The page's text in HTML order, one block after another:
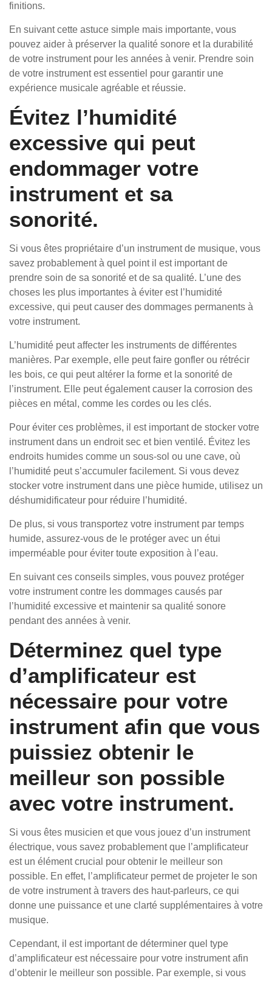
finitions.
En suivant cette astuce simple mais importante, vous
pouvez aider à préserver la qualité sonore et la durabilité
de votre instrument pour les années à venir. Prendre soin
de votre instrument est essentiel pour garantir une
expérience musicale agréable et réussie.
Évitez l’humidité
excessive qui peut
endommager votre
instrument et sa
sonorité.
Si vous êtes propriétaire d’un instrument de musique, vous
savez probablement à quel point il est important de
prendre soin de sa sonorité et de sa qualité. L’une des
choses les plus importantes à éviter est l’humidité
excessive, qui peut causer des dommages permanents à
votre instrument.
L’humidité peut affecter les instruments de différentes
manières. Par exemple, elle peut faire gonfler ou rétrécir
les bois, ce qui peut altérer la forme et la sonorité de
l’instrument. Elle peut également causer la corrosion des
pièces en métal, comme les cordes ou les clés.
Pour éviter ces problèmes, il est important de stocker votre
instrument dans un endroit sec et bien ventilé. Évitez les
endroits humides comme un sous-sol ou une cave, où
l’humidité peut s’accumuler facilement. Si vous devez
stocker votre instrument dans une pièce humide, utilisez un
déshumidificateur pour réduire l’humidité.
De plus, si vous transportez votre instrument par temps
humide, assurez-vous de le protéger avec un étui
imperméable pour éviter toute exposition à l’eau.
En suivant ces conseils simples, vous pouvez protéger
votre instrument contre les dommages causés par
l’humidité excessive et maintenir sa qualité sonore
pendant des années à venir.
Déterminez quel type
d’amplificateur est
nécessaire pour votre
instrument afin que vous
puissiez obtenir le
meilleur son possible
avec votre instrument.
Si vous êtes musicien et que vous jouez d’un instrument
électrique, vous savez probablement que l’amplificateur
est un élément crucial pour obtenir le meilleur son
possible. En effet, l’amplificateur permet de projeter le son
de votre instrument à travers des haut-parleurs, ce qui
donne une puissance et une clarté supplémentaires à votre
musique.
Cependant, il est important de déterminer quel type
d’amplificateur est nécessaire pour votre instrument afin
d’obtenir le meilleur son possible. Par exemple, si vous